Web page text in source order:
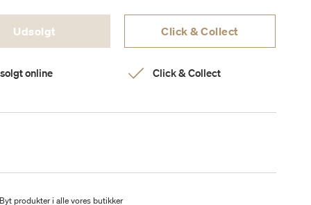
Udsolgt Click & Collect
online Click & Collect
Byt produkter i alle vores butikker